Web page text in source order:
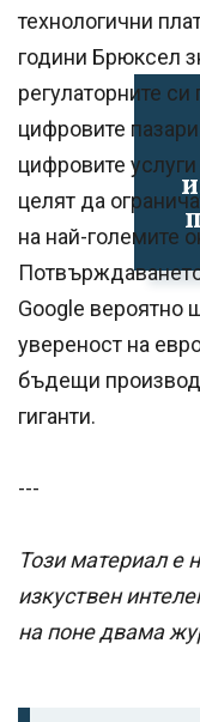
технологични
години Брюксел
регулаторните
цифровите
цифровите
целят да
на най-големите
Google вероятно
увереност на
бъдещи
гиганти.
---
Този материал е
изкуствен
на поне двама